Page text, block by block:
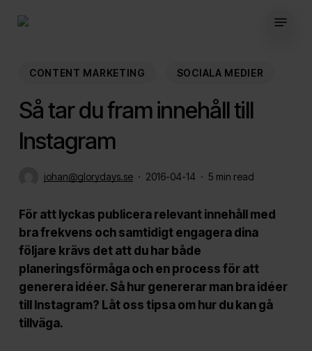
CONTENT MARKETING SOCIALA MEDIER
Så tar du fram innehåll till
Instagram
johan@glorydays.se 2016-04-14 5 min read
För att lyckas publicera relevant innehåll med
bra frekvens och samtidigt engagera dina
följare krävs det att du har både
planeringsförmåga och en process för att
generera idéer. Så hur genererar man bra idéer
till Instagram? Låt oss tipsa om hur du kan gå
tillväga.